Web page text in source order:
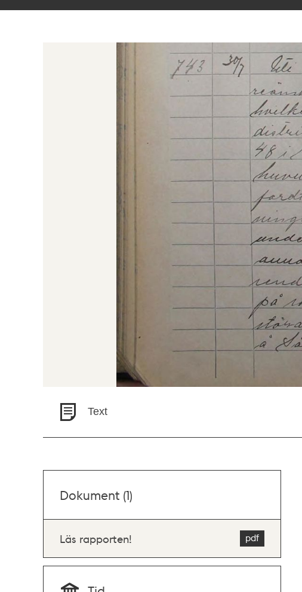
Text
Dokument (1)
Läs rapporten!